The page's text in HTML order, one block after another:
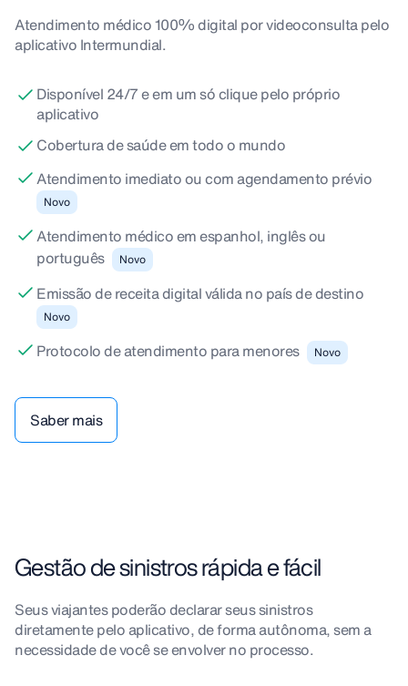
Atendimento médico 100% digital por videoconsulta pelo
aplicativo Intermundial.
Disponível 24/7 e em um só clique pelo próprio
aplicativo
Cobertura de saúde em todo o mundo
Atendimento imediato ou com agendamento prévio
Novo
Atendimento médico em espanhol, inglês ou
português
Novo
Emissão de receita digital válida no país de destino
Novo
Protocolo de atendimento para menores Novo
Saber mais
Gestão de sinistros rápida e fácil
Seus viajantes poderão declarar seus sinistros
diretamente pelo aplicativo, de forma autônoma, sem a
necessidade de você se envolver no processo.